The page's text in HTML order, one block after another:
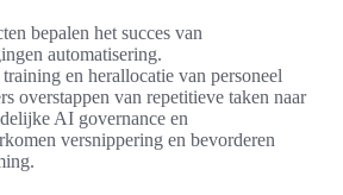
bepalen het succes van
automatisering.
en herallocatie van personeel
overstappen van repetitieve taken naar
AI governance en
versnippering en bevorderen